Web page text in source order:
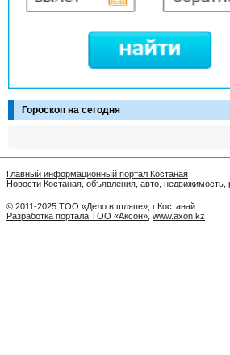
Гороскоп на сегодня
Главный информационный портал Костаная
Новости Костаная объявления авто недвижимость
© 2011-2025 ТОО «Дело в шляпе», г.Костанай
Разработка портала ТОО «Аксон» www.axon.kz